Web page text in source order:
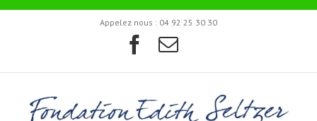
Appelez nous : 04 92 25 30 30